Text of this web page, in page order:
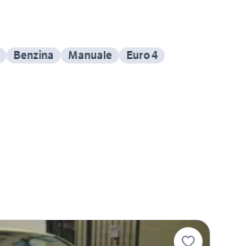
Benzina Manuale Euro 4